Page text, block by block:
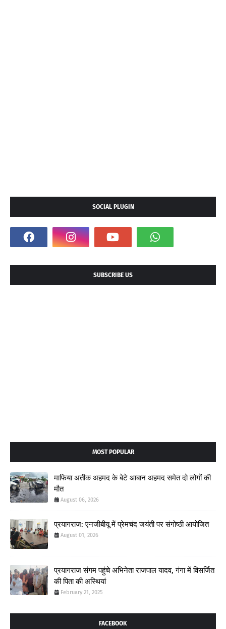
SOCIAL PLUGIN
SUBSCRIBE US
MOST POPULAR
माफिया अतीक अहमद के बेटे आबान अहमद समेत दो लोगों की
मौत
August 06, 2026
प्रयागराज: एनजीबीयू में प्रेमचंद जयंती पर संगोष्ठी आयोजित
August 01, 2026
प्रयागराज संगम पहुंचे अभिनेता राजपाल यादव, गंगा में विसर्जित
की पिता की अस्थियां
February 21, 2025
FACEBOOK